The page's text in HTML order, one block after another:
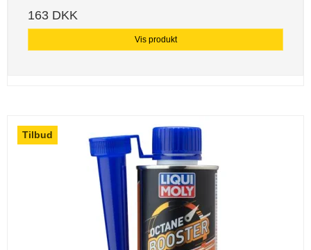
163 DKK
Vis produkt
Tilbud